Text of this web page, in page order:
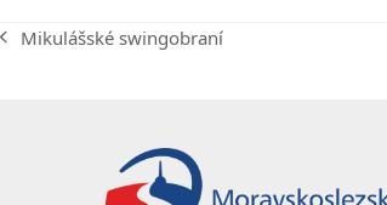
previous
Mikulášské swingobraní